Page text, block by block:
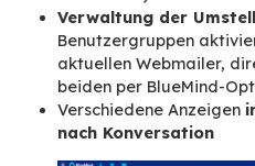
2.
Webmailer
Seit fast zwei
der Webschnittstelle